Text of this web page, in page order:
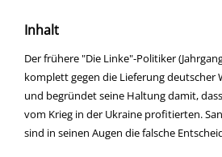
Inhalt
Der frühere "Die Linke"-Politiker
komplett gegen die Lieferung deutscher
und begründet seine Haltung damit,
vom Krieg in der Ukraine profitierten.
sind in seinen Augen die falsche